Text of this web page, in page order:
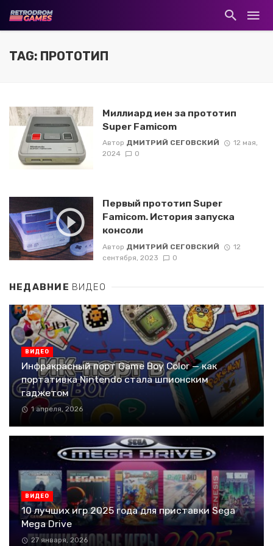
TAG: ПРОТОТИП
Миллиард иен за прототип
Super Famicom
Автор ДМИТРИЙ СЕГОВСКИЙ
12 мая,
2024
0
Первый прототип Super
Famicom. История запуска
консоли
Автор ДМИТРИЙ СЕГОВСКИЙ
12
сентября, 2023
0
НЕДАВНИЕ ВИДЕО
ВИДЕО
Инфракрасный порт Game Boy Color — как
портативка Nintendo стала шпионским
гаджетом
1 апреля, 2026
ВИДЕО
10 лучших игр 2025 года для приставки Sega
Mega Drive
27 января, 2026